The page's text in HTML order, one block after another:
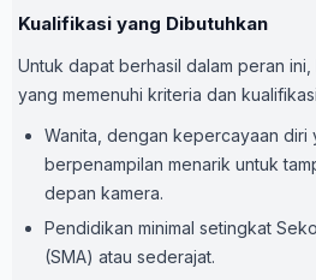
Kualifikasi yang Dibutuhkan
Untuk dapat berhasil dalam peran
yang memenuhi kriteria dan
Wanita, dengan kepercayaan diri
berpenampilan menarik untuk
depan kamera.
Pendidikan minimal setingkat
(SMA) atau sederajat.